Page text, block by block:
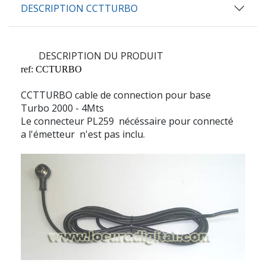
DESCRIPTION CCTTURBO
DESCRIPTION DU PRODUIT
ref: CCTURBO
CCTTURBO cable de connection pour base
Turbo 2000 - 4Mts
Le connecteur PL259 nécéssaire pour connecté
a l'émetteur n'est pas inclu.